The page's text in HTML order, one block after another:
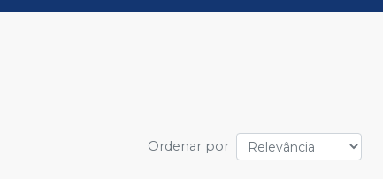
Ordenar por